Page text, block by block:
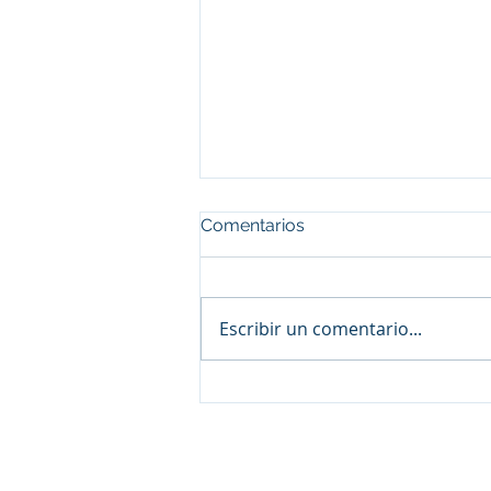
Comentarios
Escribir un comentario...